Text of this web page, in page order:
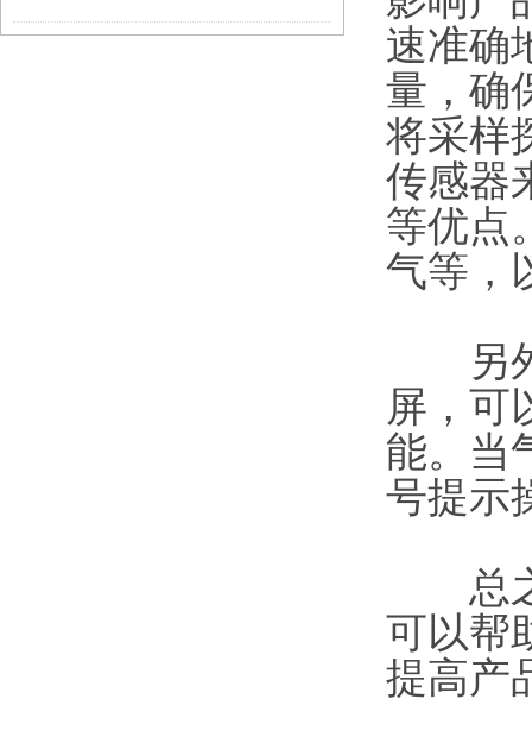
速准确
量，确
将采样
传感器
等优点
气等，
另外
屏，可
能。当
号提示
总之
可以帮
提高产